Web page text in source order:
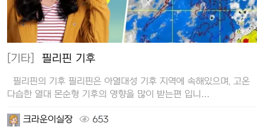
[기타] 필리핀 기후
필리핀의 기후 필리핀은 아열대성 기후 지역에 속해있으며, 고온
다습한 열대 몬순형 기후의 영향을 많이 받는편 입니…
크라운이실장 653